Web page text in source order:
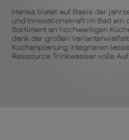
Hansa bietet auf Basis der
und Innovationskraft im Bad ein
Sortiment an hochwertigen
dank der großen
Küchenplanung integrieren
Ressource Trinkwasser volle